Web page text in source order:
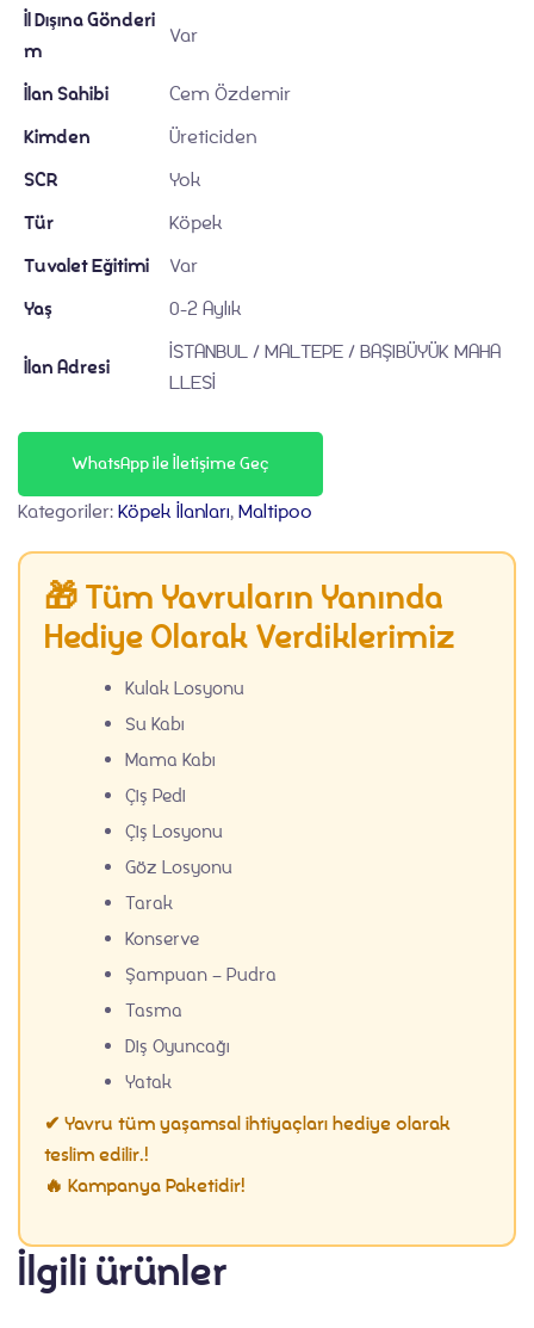
Köpek İlanları
İl Dışına Gönderi
m
Var
İlan Sahibi Cem Özdemir
Kimden Üreticiden
SCR Yok
Tür Köpek
Tuvalet Eğitimi Var
Yaş 0-2 Aylık
İlan Adresi
İSTANBUL / MALTEPE / BAŞIBÜYÜK MAHA
LLESİ
WhatsApp ile İletişime Geç
Kategoriler:Köpek İlanları,Maltipoo
🎁 Tüm Yavruların Yanında
Hediye Olarak Verdiklerimiz
Kulak Losyonu
Su Kabı
Mama Kabı
Çiş Pedi
Çiş Losyonu
Göz Losyonu
Tarak
Konserve
Şampuan – Pudra
Tasma
Diş Oyuncağı
Yatak
✔ Yavru tüm yaşamsal ihtiyaçları hediye olarak
teslim edilir.!
🔥 Kampanya Paketidir!
İlgili ürünler